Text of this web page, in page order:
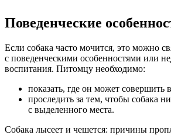
Поведенческие
Если собака часто мочится, это можно
с поведенческими особенностями или
воспитания. Питомцу необходимо:
показать, где он может совершить
проследить за тем, чтобы собака
с выделенного места.
Собака лысеет и чешется: причины